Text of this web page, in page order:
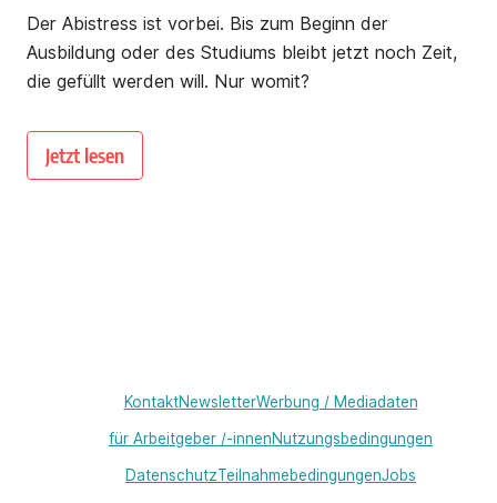
Der Abistress ist vorbei. Bis zum Beginn der
Ausbildung oder des Studiums bleibt jetzt noch Zeit,
die gefüllt werden will. Nur womit?
Jetzt lesen
KontaktNewsletterWerbung / Mediadaten
für Arbeitgeber /-innenNutzungsbedingungen
DatenschutzTeilnahmebedingungenJobs